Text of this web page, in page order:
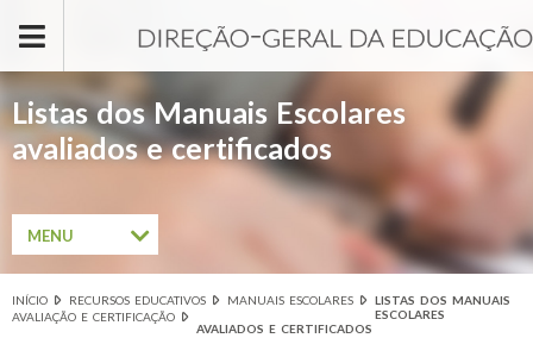
Listas dos Manuais Escolares
avaliados e certificados
Está aqui
INÍCIO RECURSOS EDUCATIVOS
MANUAIS ESCOLARES
AVALIAÇÃO E CERTIFICAÇÃO
LISTAS DOS MANUAIS
ESCOLARES
AVALIADOS E CERTIFICADOS
MENU